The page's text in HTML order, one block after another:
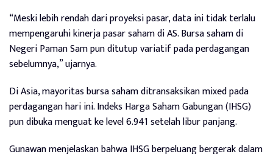
“Meski lebih rendah dari proyeksi pasar, data ini tidak terlalu
mempengaruhi kinerja pasar saham di AS. Bursa saham di
Negeri Paman Sam pun ditutup variatif pada perdagangan
sebelumnya,” ujarnya.
Di Asia, mayoritas bursa saham ditransaksikan mixed pada
perdagangan hari ini. Indeks Harga Saham Gabungan (IHSG)
pun dibuka menguat ke level 6.941 setelah libur panjang.
Gunawan menjelaskan bahwa IHSG berpeluang bergerak dalam